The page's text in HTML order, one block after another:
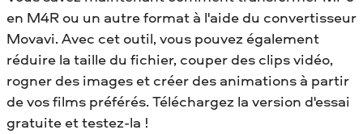
en M4R ou un autre format à l'aide du convertisseur
Movavi. Avec cet outil, vous pouvez également
réduire la taille du fichier, couper des clips vidéo,
rogner des images et créer des animations à partir
de vos films préférés. Téléchargez la version d'essai
gratuite et testez-la !